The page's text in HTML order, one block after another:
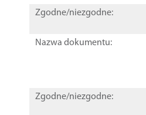
Zgodne/niezgodne:
Nazwa dokumentu:
Zgodne/niezgodne: